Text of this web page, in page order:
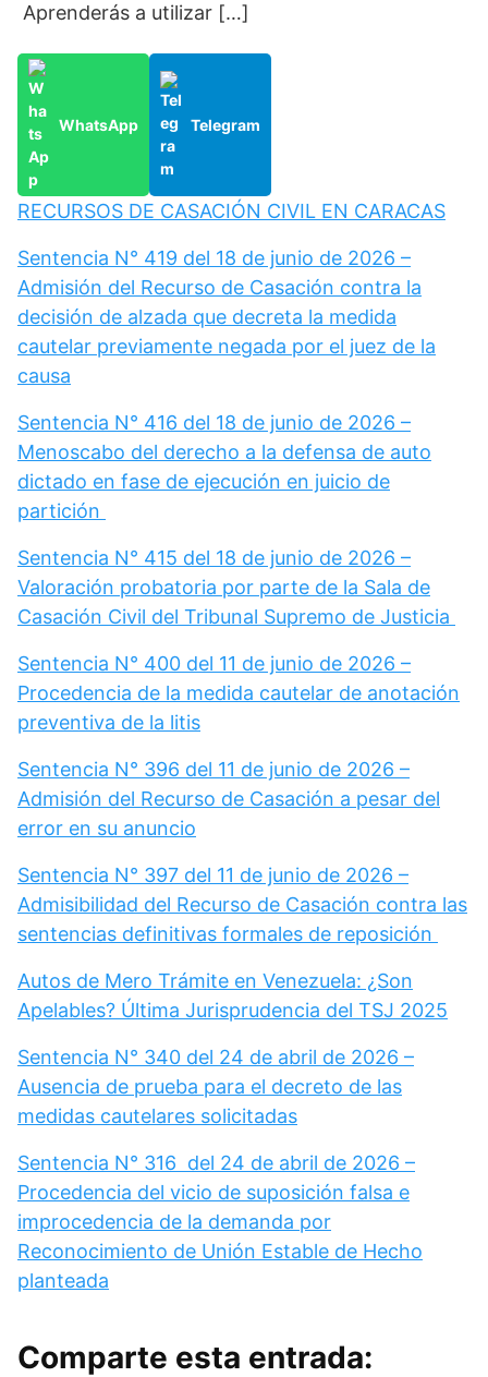
Aprenderás a utilizar […]
WhatsApp Telegram
RECURSOS DE CASACIÓN CIVIL EN CARACAS
Sentencia N° 419 del 18 de junio de 2026 –
Admisión del Recurso de Casación contra la
decisión de alzada que decreta la medida
cautelar previamente negada por el juez de la
causa
Sentencia N° 416 del 18 de junio de 2026 –
Menoscabo del derecho a la defensa de auto
dictado en fase de ejecución en juicio de
partición
Sentencia N° 415 del 18 de junio de 2026 –
Valoración probatoria por parte de la Sala de
Casación Civil del Tribunal Supremo de Justicia
Sentencia N° 400 del 11 de junio de 2026 –
Procedencia de la medida cautelar de anotación
preventiva de la litis
Sentencia N° 396 del 11 de junio de 2026 –
Admisión del Recurso de Casación a pesar del
error en su anuncio
Sentencia N° 397 del 11 de junio de 2026 –
Admisibilidad del Recurso de Casación contra las
sentencias definitivas formales de reposición
Autos de Mero Trámite en Venezuela: ¿Son
Apelables? Última Jurisprudencia del TSJ 2025
Sentencia N° 340 del 24 de abril de 2026 –
Ausencia de prueba para el decreto de las
medidas cautelares solicitadas
Sentencia N° 316 del 24 de abril de 2026 –
Procedencia del vicio de suposición falsa e
improcedencia de la demanda por
Reconocimiento de Unión Estable de Hecho
planteada
Comparte esta entrada: